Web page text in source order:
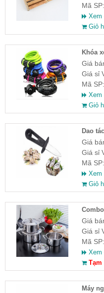
Mã SP:
Xem
Giỏ
Khóa
Giá
Giá sỉ
Mã SP:
Xem
Giỏ
Dao
Giá
Giá sỉ
Mã SP:
Xem
Giỏ
Giá
Giá sỉ
Mã SP:
Xem
Tạm
Máy